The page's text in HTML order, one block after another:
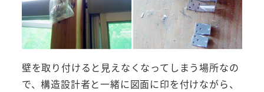
壁を取り付けると見えなくなってしまう場所なの
で、構造設計者と一緒に図面に印を付けながら、